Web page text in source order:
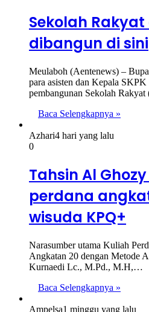
Sekolah
dibangun di sini
Meulaboh (Aentenews) –
para asisten dan Kepala
pembangunan Sekolah
Baca Selengkapnya »
Azhari4 hari yang lalu
0
Tahsin Al
perdana
wisuda KPQ+
Narasumber utama Kuliah
Angkatan 20 dengan Metode
Kurnaedi Lc., M.Pd., M.H,…
Baca Selengkapnya »
Ampelsa1 minggu yang lalu